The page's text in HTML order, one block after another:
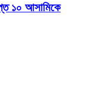
১০ আসামিকে